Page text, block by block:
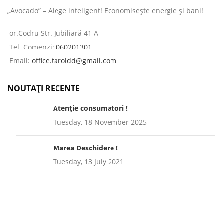
„Avocado” – Alege inteligent! Economisește energie și bani!
or.Codru Str. Jubiliară 41 A
Tel. Comenzi: 060201301
Email: office.taroldd@gmail.com
NOUTAȚI RECENTE
Atenție consumatori !
Tuesday, 18 November 2025
Marea Deschidere !
Tuesday, 13 July 2021